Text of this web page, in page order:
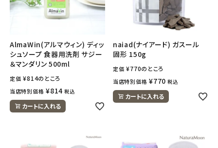
AlmaWin(アルマウィン) ディッ
シュソープ 食器用洗剤 サジー
＆マンダリン 500ml
定価 ¥814のところ
当店特別価格 ¥814 税込
カートに入れる
naiad(ナイアード) ガスール
固形 150g
定価 ¥770のところ
当店特別価格 ¥770 税込
カートに入れる